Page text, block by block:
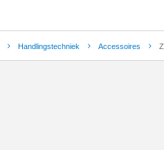
Handlingstechniek Accessoires